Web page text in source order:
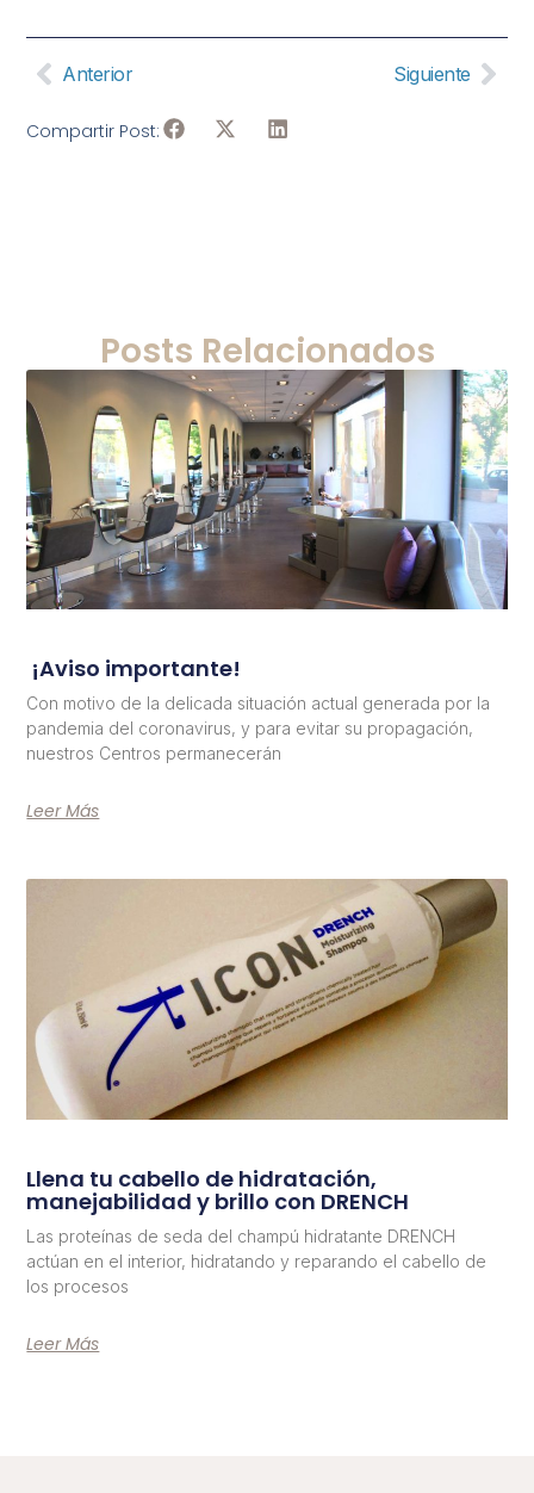
Anterior Siguiente
Compartir Post:
Posts Relacionados
¡Aviso importante!
Con motivo de la delicada situación actual generada por la
pandemia del coronavirus, y para evitar su propagación,
nuestros Centros permanecerán
Leer Más
Llena tu cabello de hidratación,
manejabilidad y brillo con DRENCH
Las proteínas de seda del champú hidratante DRENCH
actúan en el interior, hidratando y reparando el cabello de
los procesos
Leer Más